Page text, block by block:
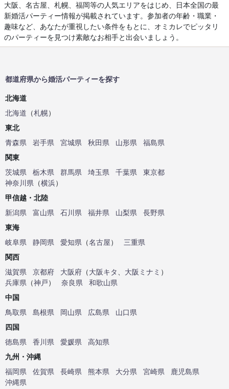
大阪、名古屋、札幌、福岡等の人気エリアをはじめ、日本全国の最
新婚活パーティー情報が掲載されています。参加者の年齢・職業・
趣味など、あなたが重視したい条件をもとに、オミカレでピッタリ
のパーティーを見つけ素敵なお相手と出会いましょう。
都道府県から婚活パーティーを探す
北海道
北海道 （札幌）
東北
青森県
岩手県 宮城県 秋田県 山形県
福島県
関東
茨城県
栃木県 群馬県 埼玉県 千葉県
東京都
神奈川県 （横浜）
甲信越・北陸
新潟県
富山県 石川県 福井県 山梨県
長野県
東海
岐阜県
静岡県 愛知県 （名古屋）
三重県
関西
滋賀県
京都府 大阪府 （大阪キタ 大阪ミナミ ）
兵庫県 （神戸） 奈良県
和歌山県
中国
鳥取県
島根県 岡山県 広島県
山口県
四国
徳島県
香川県 愛媛県
高知県
九州・沖縄
福岡県
佐賀県 長崎県 熊本県 大分県 宮崎県
鹿児島県
沖縄県